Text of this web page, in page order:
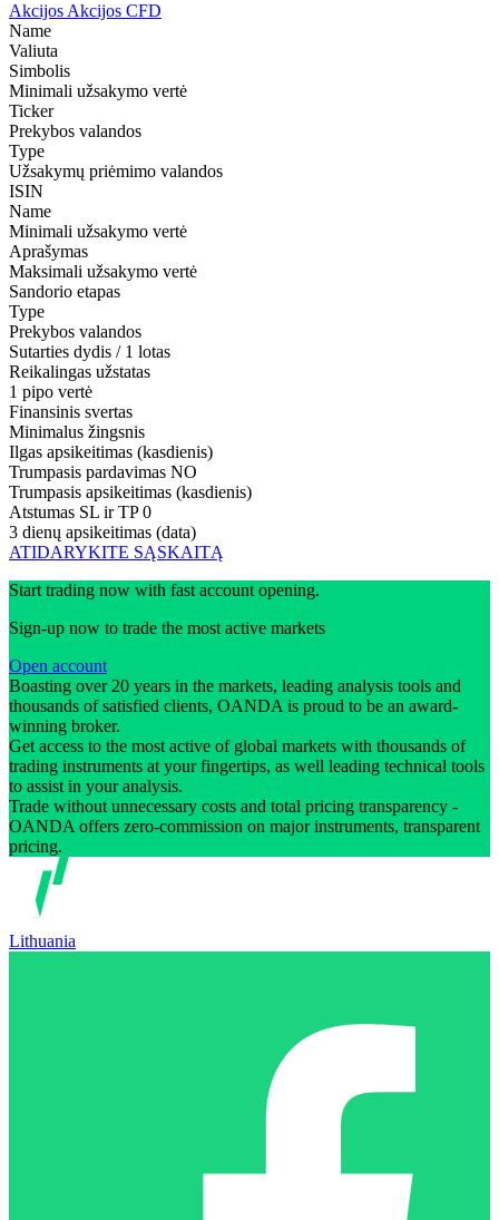
Akcijos Akcijos CFD
Name
Valiuta
Simbolis
Minimali užsakymo vertė
Ticker
Prekybos valandos
Type
Užsakymų priėmimo valandos
ISIN
Name
Minimali užsakymo vertė
Aprašymas
Maksimali užsakymo vertė
Sandorio etapas
Type
Prekybos valandos
Sutarties dydis / 1 lotas
Reikalingas užstatas
1 pipo vertė
Finansinis svertas
Minimalus žingsnis
Ilgas apsikeitimas (kasdienis)
Trumpasis pardavimas NO
Trumpasis apsikeitimas (kasdienis)
Atstumas SL ir TP 0
3 dienų apsikeitimas (data)
ATIDARYKITE SĄSKAITĄ
Start trading now with fast account opening.
Sign-up now to trade the most active markets
Open account
Boasting over 20 years in the markets, leading analysis tools and
thousands of satisfied clients, OANDA is proud to be an award-
winning broker.
Get access to the most active of global markets with thousands of
trading instruments at your fingertips, as well leading technical tools
to assist in your analysis.
Trade without unnecessary costs and total pricing transparency -
OANDA offers zero-commission on major instruments, transparent
pricing.
Lithuania